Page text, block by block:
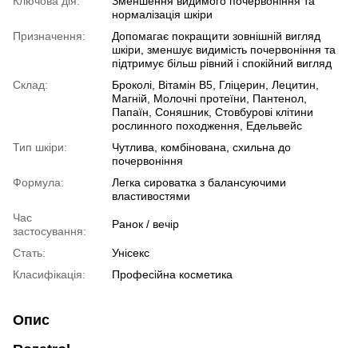
нормалізація шкіри
Призначення:
Допомагає покращити зовнішній вигляд
шкіри, зменшує видимість почервоніння та
підтримує більш рівний і спокійний вигляд
Склад:
Броколі, Вітамін B5, Гліцерин, Лецитин,
Магній, Молочні протеїни, Пантенол,
Папаїн, Соняшник, Стовбурові клітини
рослинного походження, Едельвейс
Тип шкіри:
Чутлива, комбінована, схильна до
почервоніння
Формула:
Легка сироватка з балансуючими
властивостями
Час
застосування:
Ранок / вечір
Стать:
Унісекс
Класифікація:
Професійна косметика
Опис